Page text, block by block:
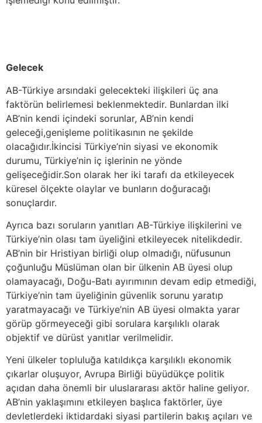
Gelecek
AB-Türkiye arsındaki gelecekteki ilişkileri üç ana
faktörün belirlemesi beklenmektedir. Bunlardan ilki
AB’nin kendi içindeki sorunlar, AB’nin kendi
geleceği,genişleme politikasının ne şekilde
olacağıdır.İkincisi Türkiye’nin siyasi ve ekonomik
durumu, Türkiye’nin iç işlerinin ne yönde
gelişeceğidir.Son olarak her iki tarafı da etkileyecek
küresel ölçekte olaylar ve bunların doğuracağı
sonuçlardır.
Ayrıca bazı soruların yanıtları AB-Türkiye ilişkilerini ve
Türkiye’nin olası tam üyeliğini etkileyecek nitelikdedir.
AB’nin bir Hristiyan birliği olup olmadığı, nüfusunun
çoğunluğu Müslüman olan bir ülkenin AB üyesi olup
olamayacağı, Doğu-Batı ayırımının devam edip etmediği,
Türkiye’nin tam üyeliğinin güvenlik sorunu yaratıp
yaratmayacağı ve Türkiye’nin AB üyesi olmakta yarar
görüp görmeyeceği gibi sorulara karşılıklı olarak
objektif ve dürüst yanıtlar verilmelidir.
Yeni ülkeler topluluğa katıldıkça karşılıklı ekonomik
çıkarlar oluşuyor, Avrupa Birliği büyüdükçe politik
açıdan daha önemli bir uluslararası aktör haline geliyor.
AB’nin yaklaşımını etkileyen başlıca faktörler, üye
devletlerdeki iktidardaki siyasi partilerin bakış açıları ve